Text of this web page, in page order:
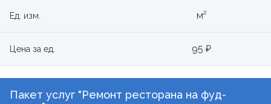
Ед. изм. м²
Цена за ед. 95 ₽
Пакет услуг "Ремонт ресторана на фуд-